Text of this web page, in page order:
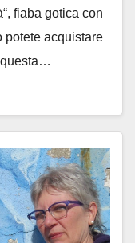
fiaba gotica con
potete acquistare
questa…